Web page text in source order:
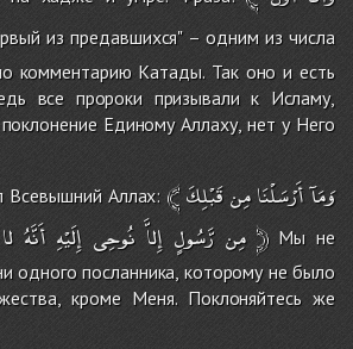
из предавшихся" – одним из числа
комментарию Катады. Так оно и есть
все пророки призывали к Исламу,
Единому Аллаху, нет у Него
Всевышний Аллах: ﴾ وَمَآأَرْسَلْنَامِنقَبْلِكَ
مِن رَّسُولٍ إِلاَّ نُوحِى إِلَيْهِ أَنَّهُ لا ﴿Мы не
одного посланника, которому не было
кроме Меня. Поклоняйтесь же